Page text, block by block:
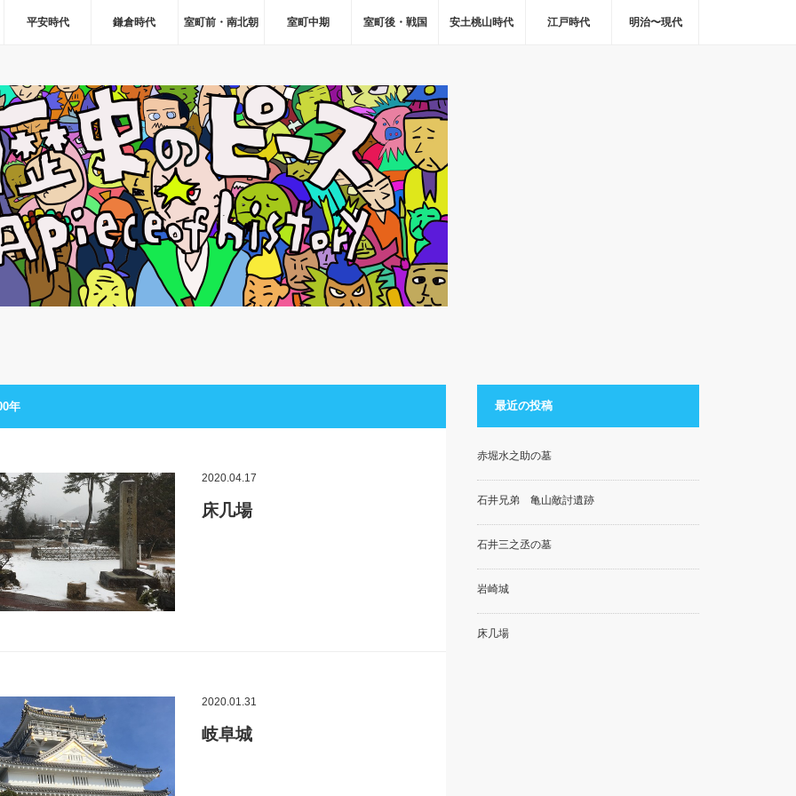
平安時代 鎌倉時代 室町前・南北朝 室町中期 室町後・戦国 安土桃山時代 江戸時代 明治〜現代
年
2020.04.17
床几場
2020.01.31
岐阜城
最近の投稿
赤堀水之助の墓
石井兄弟 亀山敵討遺跡
石井三之丞の墓
岩崎城
床几場